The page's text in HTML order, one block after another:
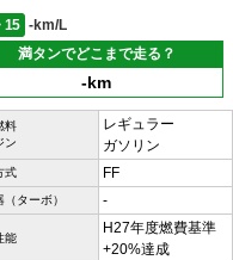
15
-km/L
満タンでどこまで走る？
-km
料
ン
レギュラー
ガソリン
式 FF
（ターボ） -
能
H27年度燃費基準
+20%達成